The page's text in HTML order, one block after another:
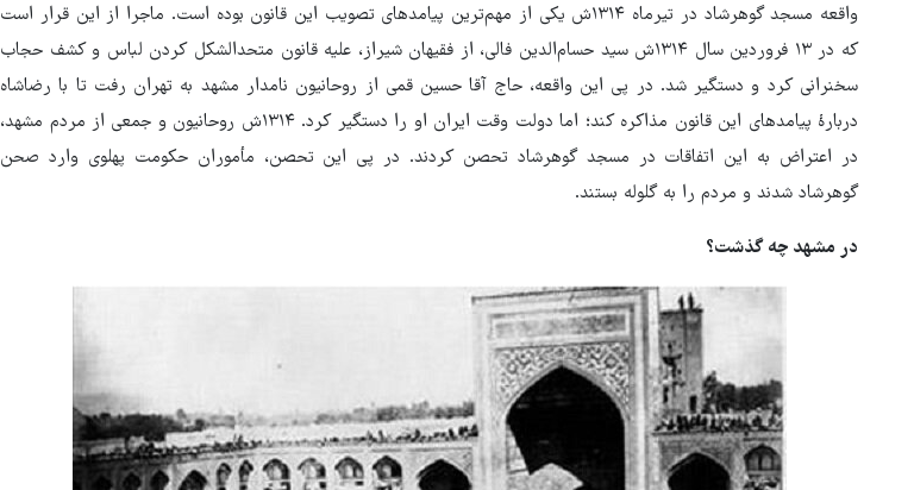
واقعه مسجد گوهرشاد در تیرماه ۱۳۱۴ش یکی از مهم‌ترین پیامدهای تصویب این قانون بوده است. ماجرا از این قرار است
که در ۱۳ فروردین سال ۱۳۱۴ش سید حسام‌الدین فالی، از فقیهان شیراز، علیه قانون متحدالشکل کردن لباس و کشف حجاب
سخنرانی کرد و دستگیر شد. در پی این واقعه، حاج آقا حسین قمی از روحانیون نامدار مشهد به تهران رفت تا با رضاشاه
دربارۀ پیامدهای این قانون مذاکره کند؛ اما دولت وقت ایران او را دستگیر کرد. ۱۳۱۴ش روحانیون و جمعی از مردم مشهد،
در اعتراض به این اتفاقات در مسجد گوهرشاد تحصن کردند. در پی این تحصن، مأموران حکومت پهلوی وارد صحن
گوهرشاد شدند و مردم را به گلوله بستند.
در مشهد چه گذشت؟